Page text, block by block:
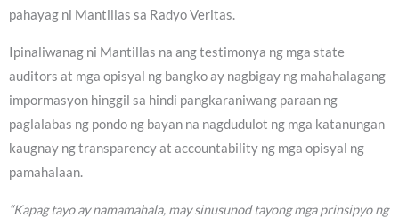
pahayag ni Mantillas sa Radyo Veritas.
Ipinaliwanag ni Mantillas na ang testimonya ng mga state
auditors at mga opisyal ng bangko ay nagbigay ng mahahalagang
impormasyon hinggil sa hindi pangkaraniwang paraan ng
paglalabas ng pondo ng bayan na nagdudulot ng mga katanungan
kaugnay ng transparency at accountability ng mga opisyal ng
pamahalaan.
“Kapag tayo ay namamahala, may sinusunod tayong mga prinsipyo ng